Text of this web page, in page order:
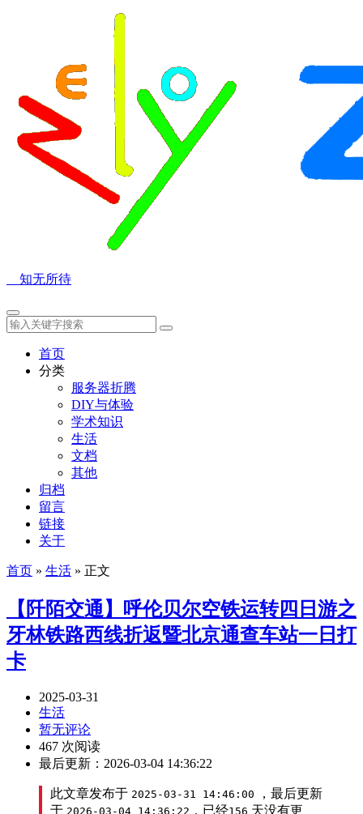
知无所待
首页
分类
服务器折腾
DIY与体验
学术知识
生活
文档
其他
归档
留言
链接
关于
首页 » 生活 » 正文
【阡陌交通】呼伦贝尔空铁运转四日游之
牙林铁路西线折返暨北京通查车站一日打
卡
2025-03-31
生活
暂无评论
467 次阅读
最后更新：2026-03-04 14:36:22
此文章发布于 2025-03-31 14:46:00
，最后更新
于 2026-03-04 14:36:22 ，已经156 天没有更